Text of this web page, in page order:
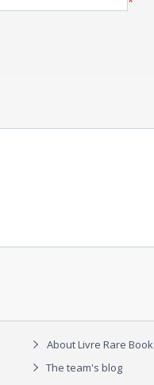
About Livre Rare Book
The team's blog